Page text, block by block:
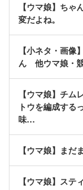
【ウマ娘】ち
変だよね。
【小ネタ・画像
ん 他ウマ娘・
【ウマ娘】チ
トウを編成する
味…
【ウマ娘】ま
【ウマ娘】ステ